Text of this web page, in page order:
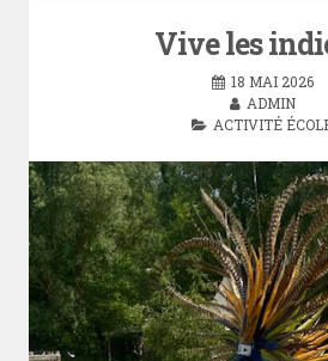
Vive les
18 MAI 2026
ADMIN
ACTIVITÉ